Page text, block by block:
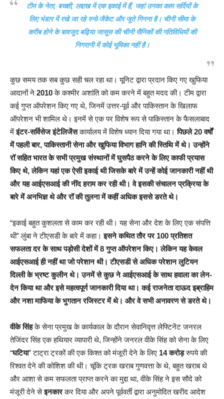
टीम के नेता, बख्शी, लद्दाख में एक इकाई में हैं, जहां उनका काम सर्दियों के
लिए भंडार में रखे जा रहेस्नो-जैकेट और जूते गिननाहै। चीनी सीमा के
करीब होने के बावजूद बढ़िया जासूस की चीनी सैनिकों की गतिविधियों की
निगरानी में कोई भूमिका नहीं है।
कुछ समय तक सब कुछ सही चल रहा था। यूनिट द्वारा प्रदान किए गए खुफिया
आदानों ने 2010के कश्मीर अशांति को कम करने में बहुत मदद की। टीम द्वारा
कई गुप्त ऑपरेशन किए गए थे, जिनमें उत्तर-पूर्व और पाकिस्तान के खिलाफ
ऑपरेशन भी शामिल थे। इनमें से एक पर विशेष रूप से पाकिस्तान के फैसलाबाद
मेंइंटर-सर्विसेज इंटेलिजेंसकार्यालय में विशेष ध्यान दिया गया था।पिछले 20 वर्षों
में पहली बार, पाकिस्तानी सेना और खुफिया विभाग हानि की स्तिथि में थे। उन्होंने
रॉ सहित भारत के सभी प्रमुख संस्थानों में घुसपैठ करने के लिए काफी प्रयास
किए थे, लेकिन यहां एक ऐसी इकाई थी जिसके बारे में उन्हें कोई जानकारी नहीं थी
और यह आईएसआई की नींद हराम कर रही थी। वे इसकी संचालन प्रक्रिया के
बारे में अनभिज्ञ थे और रॉ की तुलना में कहीं अधिक इससे डरते थे।
“इकाई बहुत कुशलता से काम कर रही थी। यह सेना और देश के लिए एक संपत्ति
थी” लुंबा ने टीएसडी के बारे में कहा।इसने कथित तौर पर 100 प्रतिशत
सफलता दर के साथ पड़ोसी देशों में 8 गुप्त ऑपरेशन किए। लेकिन यह केवल
आईएसआई ही नहीं था जो परेशान थी। टीएसडी से अधिक परेशान लुटियन
दिल्ली के भ्रष्ट कुलीन थे। उनमें से कुछ ने आईएसआई के साथ हवाला का लेन-
देन किया था और इसे महत्वपूर्ण जानकारी दिया था। कई राजनेता दाऊद इब्राहिम
और नशा माफिया के भुगतान रजिस्टर में थे। और वे सभी अनावरण से डरते थे।
वीके सिंहके सेना प्रमुख के कार्यकाल के दौरान सेवानिवृत्त लेफ्टिनेंट जनरल
तेजिंदर सिंह एक हथियार व्यापारी थे, जिन्होंने जनरल वीके सिंह को सेना के लिए
“घटिया” टाट्रा ट्रकों की एक किश्त को मंजूरी देने के लिए 14 करोड़रुपये की
रिश्वत देने की कोशिश की थी। चूंकि ट्रक खराब गुणवत्ता के थे, बहुत खराब थे
और आशा से कम सफलता प्राप्त करने का मुद्दा था, वीके सिंह ने इस सौदे को
मंजूरी देने सेइनकारकर दिया और अपने पूर्ववर्ती द्वारा अनुमोदित खरीद आदेश